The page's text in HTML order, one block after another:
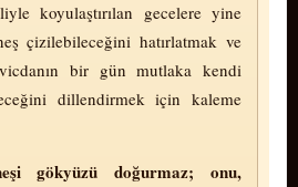
koyulaştırılan gecelere yine
çizilebileceğini hatırlatmak ve
bir gün mutlaka kendi
dillendirmek için kaleme
gökyüzü doğurmaz; onu,